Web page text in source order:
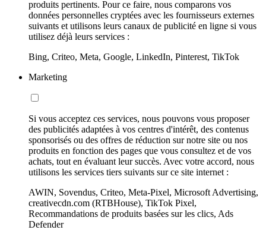
produits pertinents. Pour ce faire, nous comparons vos
données personnelles cryptées avec les fournisseurs externes
suivants et utilisons leurs canaux de publicité en ligne si vous
utilisez déjà leurs services :
Bing, Criteo, Meta, Google, LinkedIn, Pinterest, TikTok
Marketing
Si vous acceptez ces services, nous pouvons vous proposer
des publicités adaptées à vos centres d'intérêt, des contenus
sponsorisés ou des offres de réduction sur notre site ou nos
produits en fonction des pages que vous consultez et de vos
achats, tout en évaluant leur succès. Avec votre accord, nous
utilisons les services tiers suivants sur ce site internet :
AWIN, Sovendus, Criteo, Meta-Pixel, Microsoft Advertising,
creativecdn.com (RTBHouse), TikTok Pixel,
Recommandations de produits basées sur les clics, Ads
Defender